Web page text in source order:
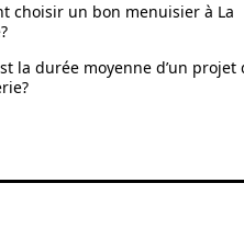
choisir un bon menuisier à La
la durée moyenne d’un projet